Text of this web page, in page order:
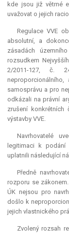
kde jsou již větrné
uvažovat o jejich
Regulace VVE
absolutní, a
zásadách
rozsudkem
2/2011-127, č.
samosprávu a pro
odkázali na právní
zrušení konkrétních
výstavby VVE.
Navrhovatelé
legitimaci k podání
uplatnili následující
Předně
rozporu se
ÚK nejsou pro
došlo k
jejich vlastnického
Zvolený rozsah